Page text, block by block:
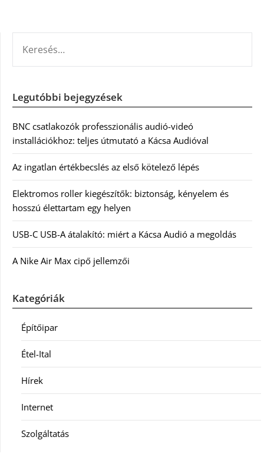
Legutóbbi bejegyzések
BNC csatlakozók professzionális audió-videó
installációkhoz: teljes útmutató a Kácsa Audióval
Az ingatlan értékbecslés az első kötelező lépés
Elektromos roller kiegészítők: biztonság, kényelem és
hosszú élettartam egy helyen
USB-C USB-A átalakító: miért a Kácsa Audió a megoldás
A Nike Air Max cipő jellemzői
Kategóriák
Építőipar
Étel-Ital
Hírek
Internet
Szolgáltatás